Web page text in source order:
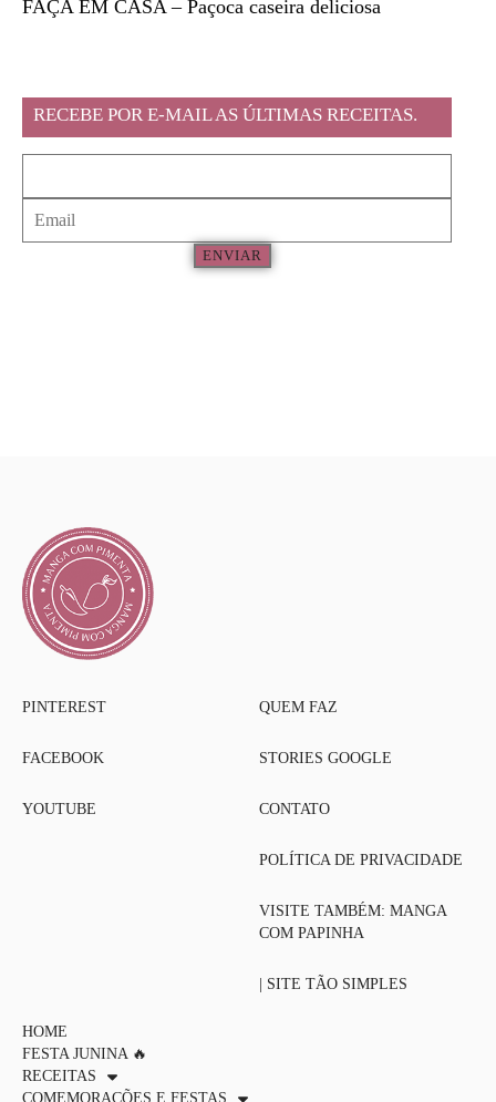
FAÇA EM CASA – Paçoca caseira deliciosa
RECEBE POR E-MAIL AS ÚLTIMAS RECEITAS.
ENVIAR
PINTEREST
FACEBOOK
YOUTUBE
QUEM FAZ
STORIES GOOGLE
CONTATO
POLÍTICA DE PRIVACIDADE
VISITE TAMBÉM: MANGA
COM PAPINHA
| SITE TÃO SIMPLES
HOME
FESTA JUNINA 🔥
RECEITAS
COMEMORAÇÕES E FESTAS